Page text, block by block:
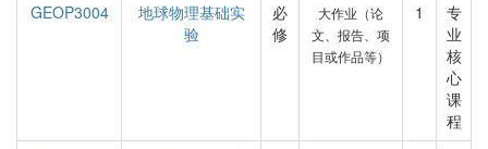
GEOP3004
地球物理基础实
验
必
修
大作业（论
文、报告、项
目或作品等）
1
专
业
核
心
课
程